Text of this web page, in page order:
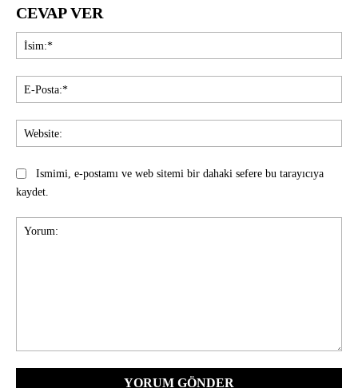
CEVAP VER
Ismimi, e-postamı ve web sitemi bir dahaki sefere bu tarayıcıya
kaydet.